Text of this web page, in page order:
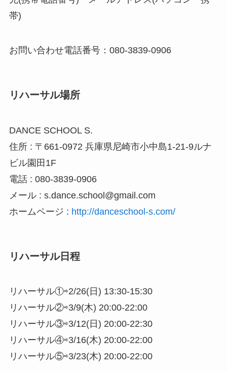
帯)
お問い合わせ電話番号：080-3839-0906
リハーサル場所
DANCE SCHOOL S.
住所 : 〒661-0972 兵庫県尼崎市小中島1-21-9ルナ
ビル園田1F
電話 : 080-3839-0906
メール : s.dance.school@gmail.com
ホームページ : http://danceschool-s.com/
リハーサル日程
リハーサル①⇨2/26(日) 13:30-15:30
リハーサル②⇨3/9(木) 20:00-22:00
リハーサル③⇨3/12(日) 20:00-22:30
リハーサル④⇨3/16(木) 20:00-22:00
リハーサル⑤⇨3/23(木) 20:00-22:00